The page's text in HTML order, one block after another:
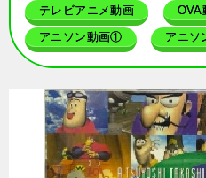
テレビアニメ動画 OVA
アニソン動画① アニ